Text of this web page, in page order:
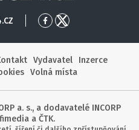
Přejít
Facebook
Přejít
X
Vydavatel
Inzerce
Volná místa
a. s., a dodavatelé INCORP
a ČTK.